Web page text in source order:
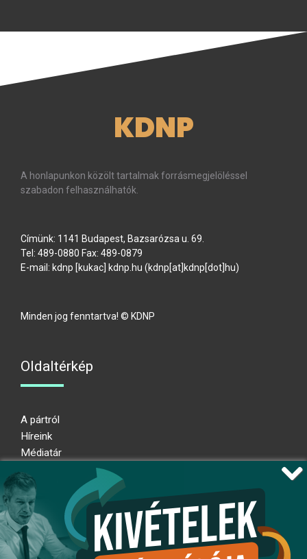
KDNP
A honlapunkon közölt tartalmak forrásmegjelöléssel
szabadon felhasználhatók.
Címünk: 1141 Budapest, Bazsarózsa u. 69.
Tel: 489-0880 Fax: 489-0879
E-mail: kdnp [kukac] kdnp.hu (kdnp[at]kdnp[dot]hu)
Minden jog fenntartva! © KDNP
Oldaltérkép
A pártról
Híreink
Médiatár
Adatkezelési nyilatkozat
Átláthatósági nyilatkozat
Ugrás az oldal tetejére